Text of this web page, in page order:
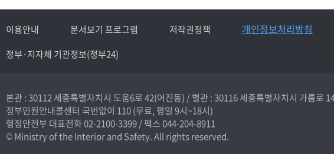
이용안내 문서보기 프로그램 저작권정책 개인정보처리방침
정부·지자체 기관정보(정부24)
본관 : 30112 세종특별자치시 도움6로 42(어진동) /별관 : 30116 세종특별자치시 가름로
정부민원안내콜센터 국번없이 110(무료, 평일 9시~18시)
행정안전부 대표전화02-2100-3399/ 팩스 044-204-8911
© Ministry of the Interior and Safety. All rights reserved.